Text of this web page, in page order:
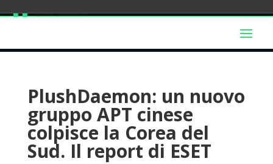
PlushDaemon: un nuovo
gruppo APT cinese
colpisce la Corea del
Sud. Il report di ESET